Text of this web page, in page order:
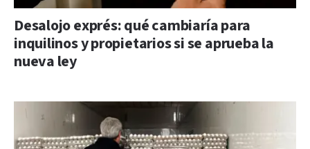
Desalojo exprés: qué cambiaría para
inquilinos y propietarios si se aprueba la
nueva ley